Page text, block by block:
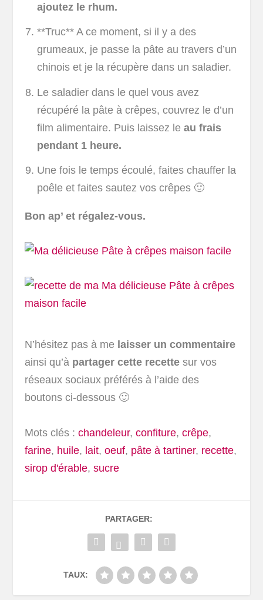
ajoutez le rhum.
**Truc** A ce moment, si il y a des
grumeaux, je passe la pâte au travers d’un
chinois et je la récupère dans un saladier.
Le saladier dans le quel vous avez
récupéré la pâte à crêpes, couvrez le d’un
film alimentaire. Puis laissez le au frais
pendant 1 heure.
Une fois le temps écoulé, faites chauffer la
poêle et faites sautez vos crêpes 🙂
Bon ap’ et régalez-vous.
N’hésitez pas à me laisser un commentaire
ainsi qu’à partager cette recette sur vos
réseaux sociaux préférés à l’aide des
boutons ci-dessous 🙂
Mots clés : chandeleur,confiture,crêpe,
farine, huile, lait,oeuf, pâte à tartiner, recette,
sirop d'érable,sucre
PARTAGER:
TAUX: